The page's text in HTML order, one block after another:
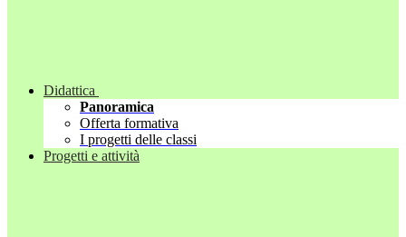
Didattica
Panoramica
Offerta formativa
I progetti delle classi
Progetti e attività